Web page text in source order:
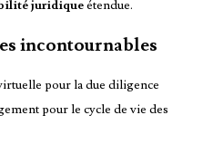
juridiqueétendue.
incontournables
pour la due diligence
pour le cycle de vie des